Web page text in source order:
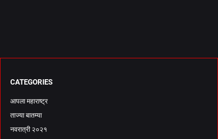
CATEGORIES
आपला महाराष्ट्र
ताज्या बातम्या
नवरात्री २०२१